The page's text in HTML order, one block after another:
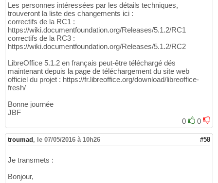
Les personnes intéressées par les détails techniques,
trouveront la liste des changements ici :
correctifs de la RC1 :
https://wiki.documentfoundation.org/Releases/5.1.2/RC1
correctifs de la RC3 :
https://wiki.documentfoundation.org/Releases/5.1.2/RC2
LibreOffice 5.1.2 en français peut-être téléchargé dés
maintenant depuis la page de téléchargement du site web
officiel du projet : https://fr.libreoffice.org/download/libreoffice-
fresh/
Bonne journée
JBF
0
0
troumad, le 07/05/2016 à 10h26 #58
Je transmets :
Bonjour,